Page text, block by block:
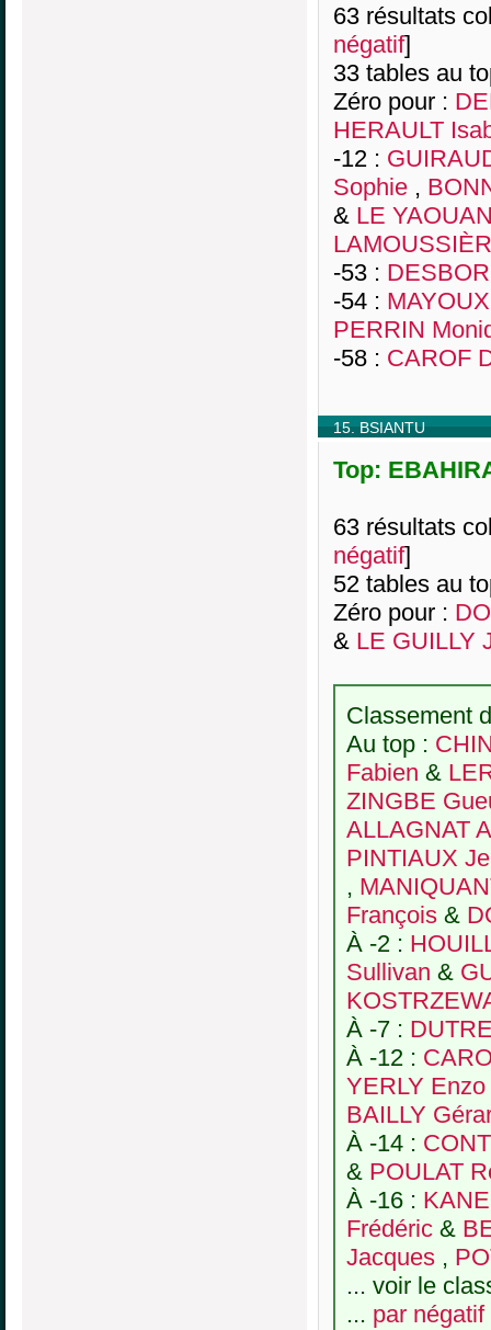
63 résultats
négatif]
33 tables au
Zéro pour :
HERAULT
-12 :
Sophie ,
& LE
-53 :
-54 :
PERRIN
-58 : CAROF
15. BSIANTU
Top:
63 résultats
négatif]
52 tables au
Zéro pour :
& LE GUILLY
Classement
Au top :
Fabien &
ZINGBE
ALLAGNAT
PINTIAUX
,
François &
À -2 :
Sullivan &
À -7 :
À -12 :
YERLY Enzo
BAILLY
À -14 :
& POULAT
À -16 :
Frédéric &
Jacques ,
... voir le
... par négatif